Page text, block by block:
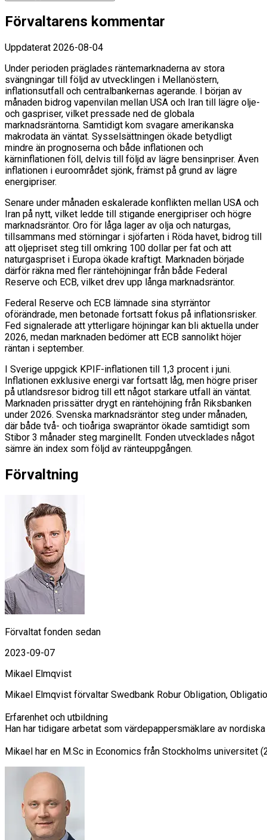
Förvaltarens kommentar
Uppdaterat 2026-08-04
Under perioden präglades räntemarknaderna av stora
svängningar till följd av utvecklingen i Mellanöstern,
inflationsutfall och centralbankernas agerande. I början av
månaden bidrog vapenvilan mellan USA och Iran till lägre olje-
och gaspriser, vilket pressade ned de globala
marknadsräntorna. Samtidigt kom svagare amerikanska
makrodata än väntat. Sysselsättningen ökade betydligt
mindre än prognoserna och både inflationen och
kärninflationen föll, delvis till följd av lägre bensinpriser. Även
inflationen i euroområdet sjönk, främst på grund av lägre
energipriser.
Senare under månaden eskalerade konflikten mellan USA och
Iran på nytt, vilket ledde till stigande energipriser och högre
marknadsräntor. Oro för låga lager av olja och naturgas,
tillsammans med störningar i sjöfarten i Röda havet, bidrog till
att oljepriset steg till omkring 100 dollar per fat och att
naturgaspriset i Europa ökade kraftigt. Marknaden började
därför räkna med fler räntehöjningar från både Federal
Reserve och ECB, vilket drev upp långa marknadsräntor.
Federal Reserve och ECB lämnade sina styrräntor
oförändrade, men betonade fortsatt fokus på inflationsrisker.
Fed signalerade att ytterligare höjningar kan bli aktuella under
2026, medan marknaden bedömer att ECB sannolikt höjer
räntan i september.
I Sverige uppgick KPIF-inflationen till 1,3 procent i juni.
Inflationen exklusive energi var fortsatt låg, men högre priser
på utlandsresor bidrog till ett något starkare utfall än väntat.
Marknaden prissätter drygt en räntehöjning från Riksbanken
under 2026. Svenska marknadsräntor steg under månaden,
där både två- och tioåriga swapräntor ökade samtidigt som
Stibor 3 månader steg marginellt. Fonden utvecklades något
sämre än index som följd av ränteuppgången.
Förvaltning
Förvaltat fonden sedan
2023-09-07
Mikael Elmqvist
Mikael Elmqvist förvaltar Swedbank Robur Obligation,
Erfarenhet och utbildning
Han har tidigare arbetat som värdepappersmäklare av
Mikael har en M.Sc in Economics från Stockholms universitet